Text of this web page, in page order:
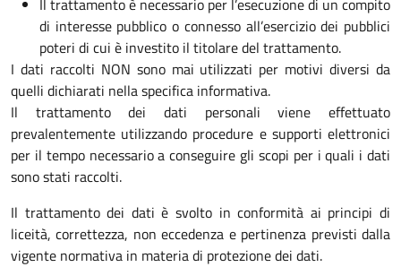
Il trattamento è necessario per l’esecuzione di un compito
di interesse pubblico o connesso all’esercizio dei pubblici
poteri di cui è investito il titolare del trattamento.
I dati raccolti NON sono mai utilizzati per motivi diversi da
quelli dichiarati nella specifica informativa.
Il trattamento dei dati personali viene effettuato
prevalentemente utilizzando procedure e supporti elettronici
per il tempo necessario a conseguire gli scopi per i quali i dati
sono stati raccolti.
Il trattamento dei dati è svolto in conformità ai principi di
liceità, correttezza, non eccedenza e pertinenza previsti dalla
vigente normativa in materia di protezione dei dati.